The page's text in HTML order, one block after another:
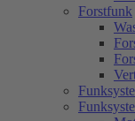
Forstfunk